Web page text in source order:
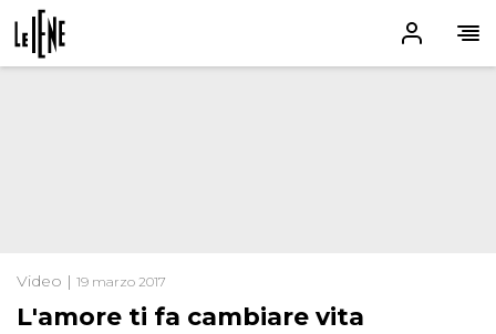
Video | 19 marzo 2017
L'amore ti fa cambiare vita